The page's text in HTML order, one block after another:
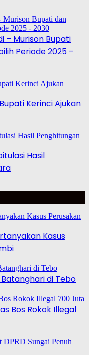
– Murison Bupati
Periode 2025 –
Kerinci Ajukan
Hasil
Kasus
Batanghari di Tebo
Bos Rokok Illegal